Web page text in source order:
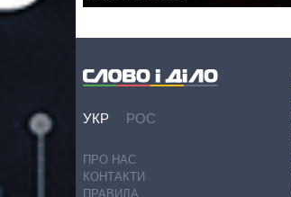
УКР РОС
ПРО НАС
КОНТАКТИ
ПРАВИЛА